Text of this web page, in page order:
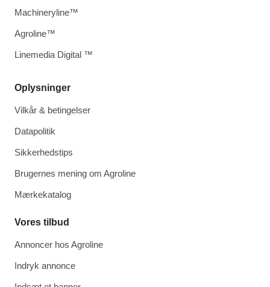
Oplysninger
Vilkår & betingelser
Datapolitik
Sikkerhedstips
Brugernes mening om Agroline
Mærkekatalog
Vores tilbud
Annoncer hos Agroline
Indryk annonce
Machineryline™
Agroline™
Linemedia Digital ™